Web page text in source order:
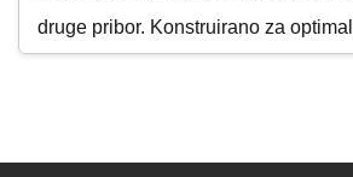
druge pribor. Konstruirano za